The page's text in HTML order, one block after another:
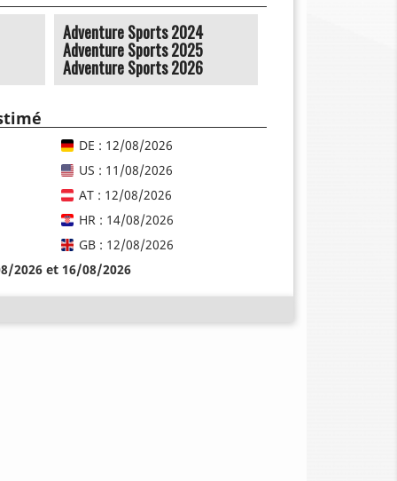
Adventure Sports 2024
Adventure Sports 2025
Adventure Sports 2026
DE : 12/08/2026
US : 11/08/2026
AT : 12/08/2026
HR : 14/08/2026
GB : 12/08/2026
2026 et 16/08/2026